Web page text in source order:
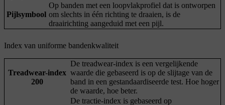
Pijlsymbool
Op banden met een loopvlakprofiel dat is ontworpen
om slechts in één richting te draaien, is de
draairichting aangeduid met een pijl.
Index van uniforme bandenkwaliteit
Treadwear-index
200
De treadwear-index is een vergelijkende
waarde die gebaseerd is op de slijtage van de
band in een gestandaardiseerde test. Hoe hoger
de waarde, hoe beter.
De tractie-index is gebaseerd op